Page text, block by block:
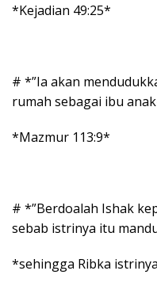
*Kejadian 49:25*
# *”Ia akan
rumah sebagai ibu
*Mazmur 113:9*
# *”Berdoalah Ishak
sebab istrinya itu
*sehingga Ribka